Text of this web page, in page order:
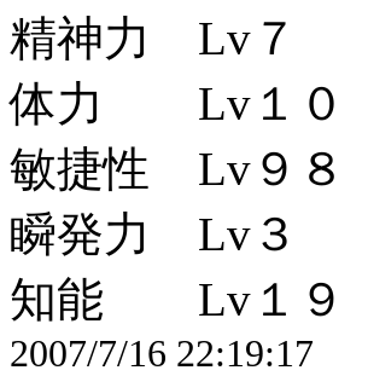
精神力 Lv７
体力 Lv１０
敏捷性 Lv９８
瞬発力 Lv３
知能 Lv１９
2007/7/16 22:19:17